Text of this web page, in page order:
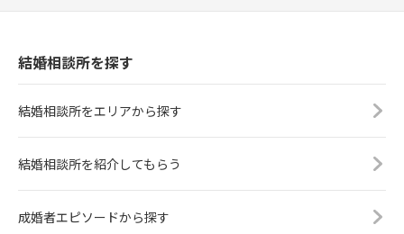
結婚相談所を探す
結婚相談所をエリアから探す
結婚相談所を紹介してもらう
成婚者エピソードから探す